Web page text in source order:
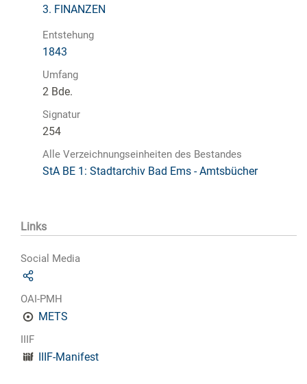
3. FINANZEN
Entstehung
1843
Umfang
2 Bde.
Signatur
254
Alle Verzeichnungseinheiten des Bestandes
StA BE 1: Stadtarchiv Bad Ems - Amtsbücher
Links
Social Media
OAI-PMH
METS
IIIF
IIIF-Manifest